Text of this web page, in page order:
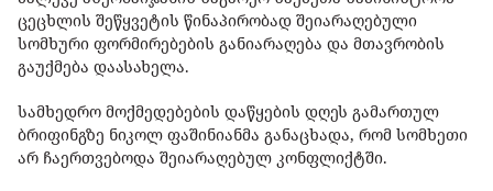
ცეცხლის შეწყვეტის წინაპირობად შეიარაღებული
სომხური ფორმირებების განიარაღება და მთავრობის
გაუქმება დაასახელა.
სამხედრო მოქმედებების დაწყების დღეს გამართულ
ბრიფინგზე ნიკოლ ფაშინიანმა განაცხადა, რომ სომხეთი
არ ჩაერთვებოდა შეიარაღებულ კონფლიქტში.